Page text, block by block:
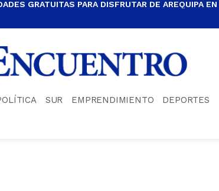
GRATUITAS PARA DISFRUTAR DE AREQUIPA
SUR EMPRENDIMIENTO DEPORTES